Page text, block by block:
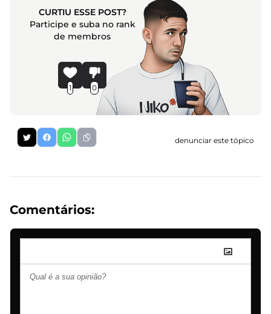
CURTIU ESSE POST?
Participe e suba no rank
de membros
1 0
denunciar este tópico
Comentários: